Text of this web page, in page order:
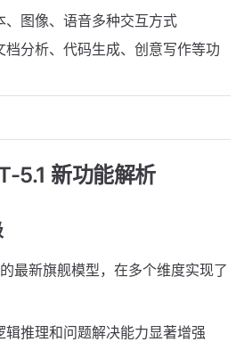
、图像、语音多种交互方式
档分析、代码生成、创意写作等功
5.1 新功能解析
最新旗舰模型，在多个维度实现了
辑推理和问题解决能力显著增强